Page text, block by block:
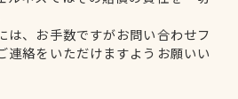
は、お手数ですがお問い合わせフ
連絡をいただけますようお願いい